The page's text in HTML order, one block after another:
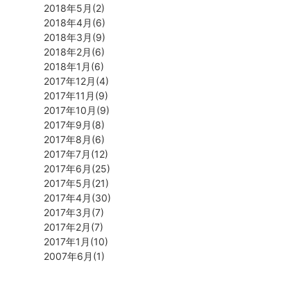
2018年5月(2)
2018年4月(6)
2018年3月(9)
2018年2月(6)
2018年1月(6)
2017年12月(4)
2017年11月(9)
2017年10月(9)
2017年9月(8)
2017年8月(6)
2017年7月(12)
2017年6月(25)
2017年5月(21)
2017年4月(30)
2017年3月(7)
2017年2月(7)
2017年1月(10)
2007年6月(1)